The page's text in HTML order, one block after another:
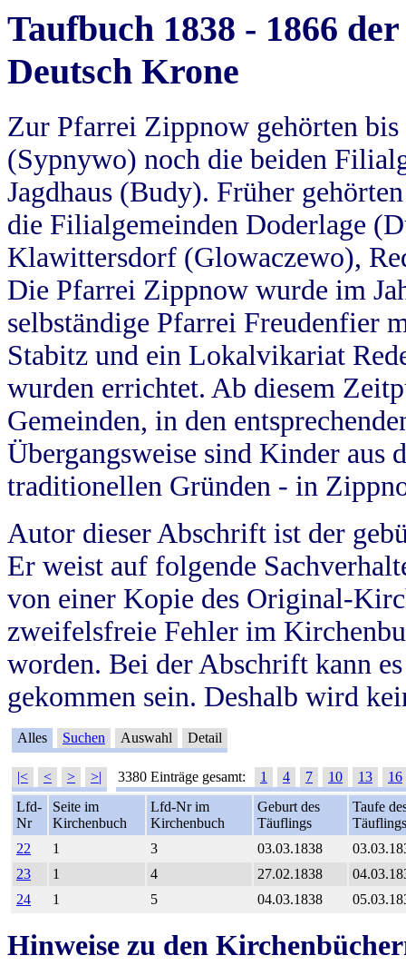
Taufbuch 1838 - 1866
Deutsch Krone
Zur Pfarrei Zippnow gehörten
(Sypnywo) noch die beiden
Jagdhaus (Budy). Früher
die Filialgemeinden Doderlage
Klawittersdorf (Glowaczewo),
Die Pfarrei Zippnow wurde im
selbständige Pfarrei Freudenfier
Stabitz und ein Lokalvikariat
wurden errichtet. Ab diesem
Gemeinden, in den
Übergangsweise sind Kinder aus
traditionellen Gründen - in
Autor dieser Abschrift ist der
Er weist auf folgende
von einer Kopie des Original-
zweifelsfreie Fehler im
worden. Bei der Abschrift kann
gekommen sein. Deshalb wird
Alles Suchen Auswahl Detail
|< < > >| 3380 Einträge gesamt: 1 4 7 10 13
16
Lfd-
Nr
Seite im
Kirchenbuch
Lfd-Nr im
Kirchenbuch
Geburt des
Täuflings
Taufe
Täuflings
22
1 3 03.03.1838
23
1 4 27.02.1838
24
1 5 04.03.1838
Hinweise zu den